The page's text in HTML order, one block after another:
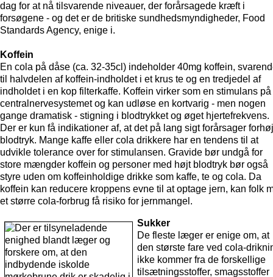
dag for at nå tilsvarende niveauer, der forårsagede kræft i
forsøgene - og det er de britiske sundhedsmyndigheder, Food
Standards Agency, enige i.
Koffein
En cola på dåse (ca. 32-35cl) indeholder 40mg koffein,
til halvdelen af koffein-indholdet i et krus te og en tredjedel af
indholdet i en kop filterkaffe. Koffein virker som en stimulans på
centralnervesystemet og kan udløse en kortvarig - men nogen
gange dramatisk - stigning i blodtrykket og øget hjertefrekvens.
Der er kun få indikationer af, at det på lang sigt forårsager
blodtryk. Mange kaffe eller cola drikkere har en tendens til at
udvikle tolerance over for stimulansen. Gravide bør undgå for
store mængder koffein og personer med højt blodtryk bør også
styre uden om koffeinholdige drikke som kaffe, te og cola. Da
koffein kan reducere kroppens evne til at optage jern, kan folk
et større cola-forbrug få risiko for jernmangel.
Sukker
De fleste læger er enige om, at
den største fare ved cola-
ikke kommer fra de forskellige
tilsætningsstoffer, smagsstoffer